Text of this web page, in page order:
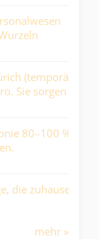
(temporär
Sie sorgen
80–100 % -
die zuhause
mehr »